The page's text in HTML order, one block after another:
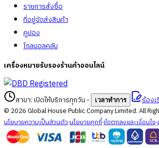
รายการสั่งซื้อ
ที่อยู่จัดส่งสินค้า
คูปอง
โกลบอลคลับ
เครื่องหมายรับรองร้านค้าออนไลน์
สาขา: เปิดให้บริการทุกวัน- เวลาทำการ ร้อง
© 2026Global House Public Company Limited. All
นโยบายความเป็นส่วนตัว·นโยบายคุกกี้·ข้อตกลงและเงื่อนไข·